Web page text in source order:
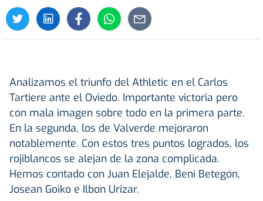
Analizamos el triunfo del Athletic en el Carlos
Tartiere ante el Oviedo. Importante victoria pero
con mala imagen sobre todo en la primera parte.
En la segunda, los de Valverde mejoraron
notablemente. Con estos tres puntos logrados, los
rojiblancos se alejan de la zona complicada.
Hemos contado con Juan Elejalde, Beni Betegón,
Josean Goiko e Ilbon Urizar.